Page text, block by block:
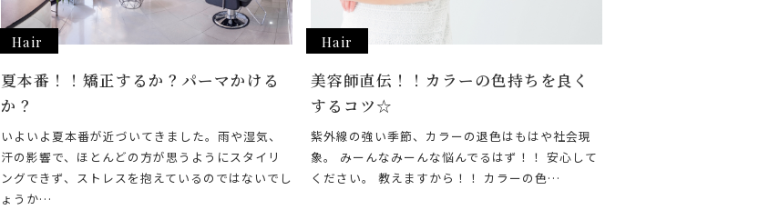
Hair
夏本番！！矯正するか？パーマかける
か？
いよいよ夏本番が近づいてきました。雨や湿気、
汗の影響で、ほとんどの方が思うようにスタイリ
ングできず、ストレスを抱えているのではないでし
ょうか…
Hair
美容師直伝！！カラーの色持ちを良く
するコツ☆
紫外線の強い季節、カラーの退色はもはや社会現
象。 みーんなみーんな悩んでるはず！！ 安心して
ください。 教えますから！！ カラーの色…